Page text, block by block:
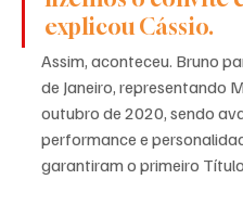
explicou Cássio.
Assim, aconteceu. Bruno
de Janeiro, representando
outubro de 2020, sendo
performance e
garantiram o primeiro